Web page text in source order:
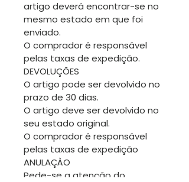
artigo deverá encontrar-se no
mesmo estado em que foi
enviado.
O comprador é responsável
pelas taxas de expedição.
DEVOLUÇÕES
O artigo pode ser devolvido no
prazo de 30 dias.
O artigo deve ser devolvido no
seu estado original.
O comprador é responsável
pelas taxas de expedição
ANULAÇÀO
Pede-se a atenção do